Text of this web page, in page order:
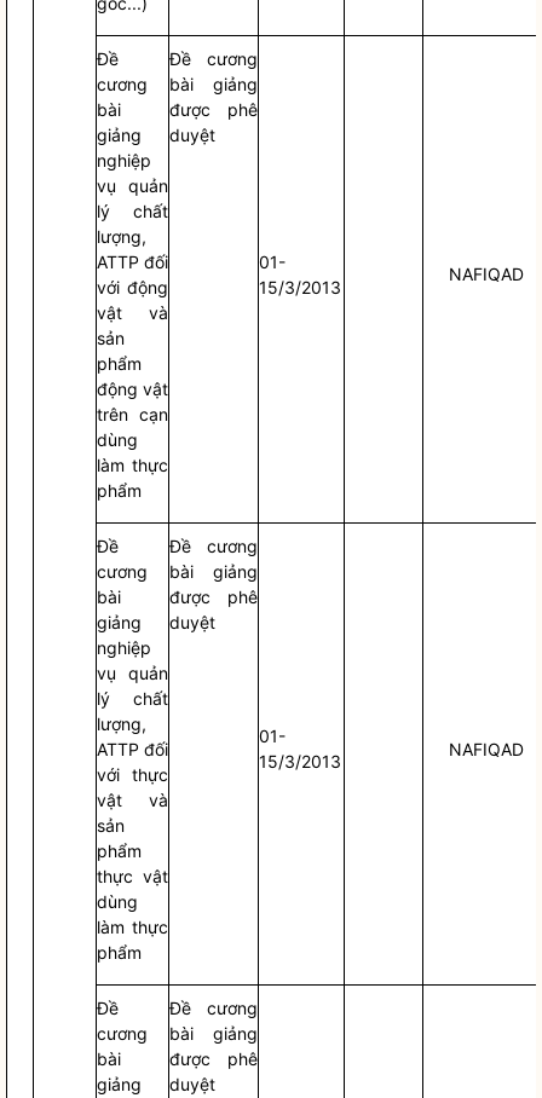
Đề
cương
bài
giảng
nghiệp
vụ quản
lý chất
lượng,
ATTP đối
với động
vật và
sản
phẩm
động vật
trên cạn
dùng
làm thực
phẩm
Đề cương
bài giảng
được phê
duyệt
01-
15/3/2013
NAFIQAD
Đề
cương
bài
giảng
nghiệp
vụ quản
lý chất
lượng,
ATTP đối
với thực
vật và
sản
phẩm
thực vật
dùng
làm thực
phẩm
Đề cương
bài giảng
được phê
duyệt
01-
15/3/2013
NAFIQAD
Đề
cương
bài
giảng
Đề cương
bài giảng
được phê
duyệt